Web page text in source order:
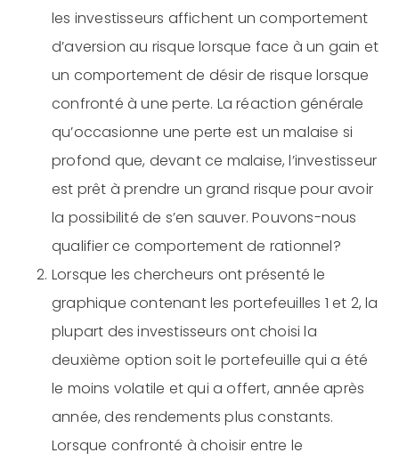
les investisseurs affichent un comportement
d’aversion au risque lorsque face à un gain et
un comportement de désir de risque lorsque
confronté à une perte. La réaction générale
qu’occasionne une perte est un malaise si
profond que, devant ce malaise, l’investisseur
est prêt à prendre un grand risque pour avoir
la possibilité de s’en sauver. Pouvons-nous
qualifier ce comportement de rationnel?
Lorsque les chercheurs ont présenté le
graphique contenant les portefeuilles 1 et 2, la
plupart des investisseurs ont choisi la
deuxième option soit le portefeuille qui a été
le moins volatile et qui a offert, année après
année, des rendements plus constants.
Lorsque confronté à choisir entre le